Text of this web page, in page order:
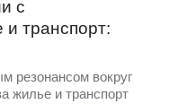
с
транспорт:
резонансом вокруг
жилье и транспорт